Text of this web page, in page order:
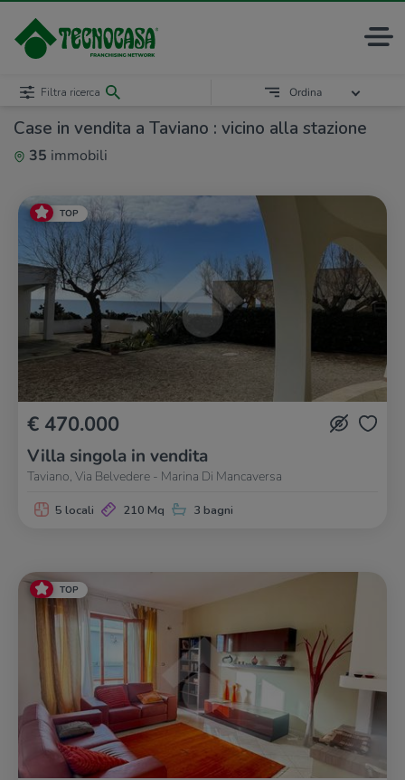
Case in vendita a Taviano : vicino alla stazione
35 immobili
Filtra ricerca Ordina
TOP
€ 470.000
Villa singola in vendita
Taviano, Via Belvedere - Marina Di Mancaversa
5 locali 210 Mq 3 bagni
TOP